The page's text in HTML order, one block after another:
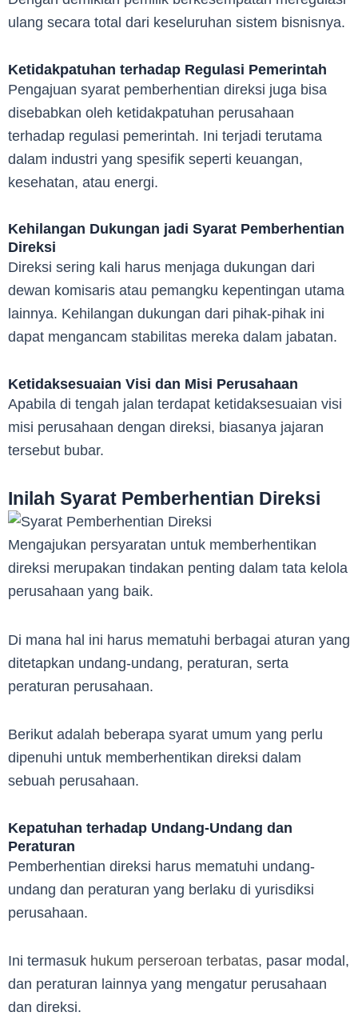
ulang secara total dari keseluruhan sistem bisnisnya.
Ketidakpatuhan terhadap Regulasi Pemerintah
Pengajuan syarat pemberhentian direksi juga bisa
disebabkan oleh ketidakpatuhan perusahaan
terhadap regulasi pemerintah. Ini terjadi terutama
dalam industri yang spesifik seperti keuangan,
kesehatan, atau energi.
Kehilangan Dukungan jadi Syarat Pemberhentian
Direksi
Direksi sering kali harus menjaga dukungan dari
dewan komisaris atau pemangku kepentingan utama
lainnya. Kehilangan dukungan dari pihak-pihak ini
dapat mengancam stabilitas mereka dalam jabatan.
Ketidaksesuaian Visi dan Misi Perusahaan
Apabila di tengah jalan terdapat ketidaksesuaian visi
misi perusahaan dengan direksi, biasanya jajaran
tersebut bubar.
Inilah Syarat Pemberhentian Direksi
Mengajukan persyaratan untuk memberhentikan
direksi merupakan tindakan penting dalam tata kelola
perusahaan yang baik.
Di mana hal ini harus mematuhi berbagai aturan yang
ditetapkan undang-undang, peraturan, serta
peraturan perusahaan.
Berikut adalah beberapa syarat umum yang perlu
dipenuhi untuk memberhentikan direksi dalam
sebuah perusahaan.
Kepatuhan terhadap Undang-Undang dan
Peraturan
Pemberhentian direksi harus mematuhi undang-
undang dan peraturan yang berlaku di yurisdiksi
perusahaan.
Ini termasuk hukum perseroan terbatas, pasar modal,
dan peraturan lainnya yang mengatur perusahaan
dan direksi.